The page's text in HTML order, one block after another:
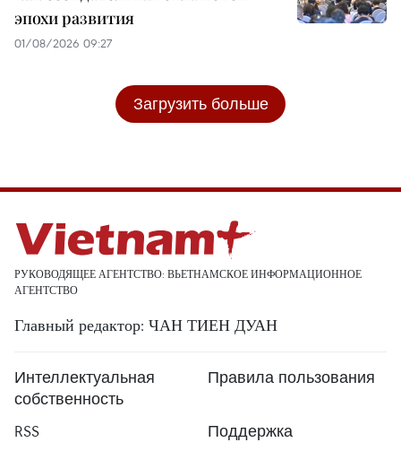
эпохи развития
01/08/2026 09:27
Загрузить больше
РУКОВОДЯЩЕЕ АГЕНТСТВО: ВЬЕТНАМСКОЕ ИНФОРМАЦИОННОЕ
АГЕНТСТВО
Главный редактор: ЧАН ТИЕН ДУАН
Интеллектуальная
собственность
Правила пользования
RSS
Поддержка